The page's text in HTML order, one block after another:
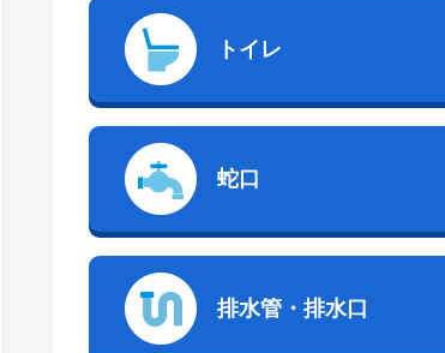
トイレ
蛇口
排水管・排水口